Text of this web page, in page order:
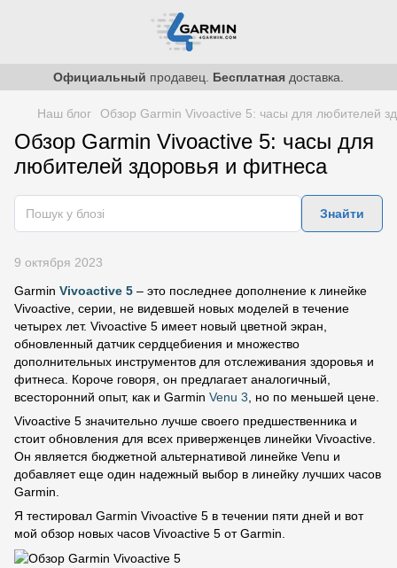
Официальный продавец. Бесплатная доставка.
Наш блог Обзор Garmin Vivoactive 5: часы для любителей
Обзор Garmin Vivoactive 5: часы для
любителей здоровья и фитнеса
Знайти
9 октября 2023
Garmin Vivoactive 5 – это последнее дополнение к линейке
Vivoactive, серии, не видевшей новых моделей в течение
четырех лет. Vivoactive 5 имеет новый цветной экран,
обновленный датчик сердцебиения и множество
дополнительных инструментов для отслеживания здоровья и
фитнеса. Короче говоря, он предлагает аналогичный,
всесторонний опыт, как и Garmin Venu 3 , но по меньшей цене.
Vivoactive 5 значительно лучше своего предшественника и
стоит обновления для всех приверженцев линейки Vivoactive.
Он является бюджетной альтернативой линейке Venu и
добавляет еще один надежный выбор в линейку лучших часов
Garmin.
Я тестировал Garmin Vivoactive 5 в течении пяти дней и вот
мой обзор новых часов Vivoactive 5 от Garmin.